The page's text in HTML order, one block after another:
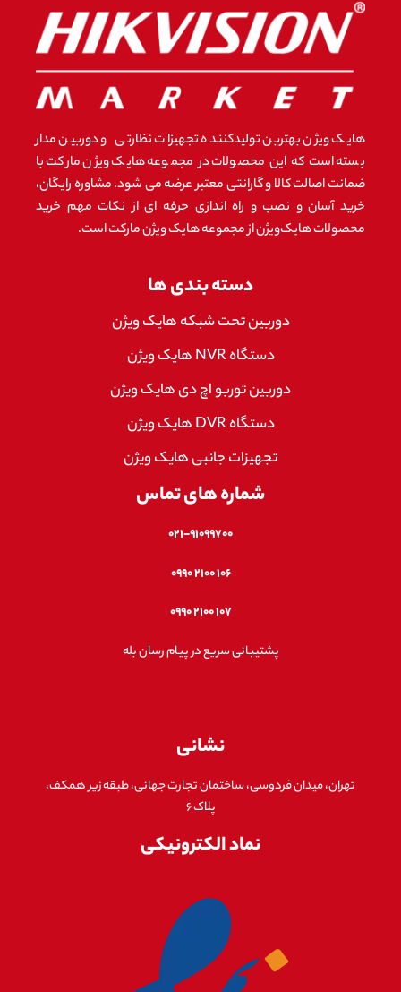
هایک ویژن بهترین تولیدکننده تجهیزات نظارتی و دوربین مدار
بسته است که این محصولات در مجموعه هایک ویژن مارکت با
ضمانت اصالت کالا و گارانتی معتبر عرضه می شود. مشاوره رایگان،
خرید آسان و نصب و راه اندازی حرفه ای از نکات مهم خرید
محصولات هایک‌ویژن از مجموعه هایک ویژن مارکت است.
دسته بندی ها
دوربین تحت شبکه هایک ویژن
دستگاه NVR هایک ویژن
دوربین توربو اچ دی هایک ویژن
دستگاه DVR هایک ویژن
تجهیزات جانبی هایک ویژن
شماره های تماس
۰۲۱-۹۱۰۹۹۷۰۰
۱۰۶ ۲۱۰۰ ۰۹۹۰
۱۰۷ ۲۱۰۰ ۰۹۹۰
پشتیبانی سریع در پیام رسان بله
نشانی
تهران، میدان فردوسی، ساختمان تجارت جهانی، طبقه زیر همکف،
پلاک ۶
نماد الکترونیکی